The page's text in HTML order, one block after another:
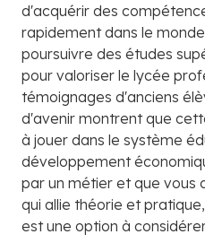
d'acquérir des
rapidement dans le
poursuivre des études
pour valoriser le lycée
témoignages d'anciens
d'avenir montrent que
à jouer dans le système
développement
par un métier et que vous
qui allie théorie et
est une option à